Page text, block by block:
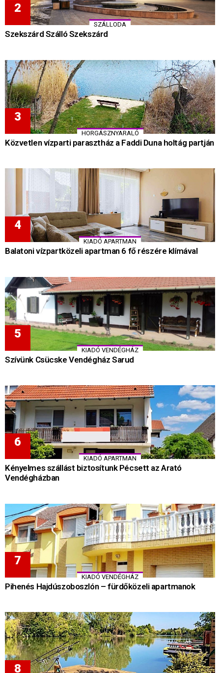
SZÁLLODA
Szekszárd Szálló Szekszárd
HORGÁSZNYARALÓ
Közvetlen vízparti parasztház a Faddi Duna holtág partján
KIADÓ APARTMAN
Balatoni vízpartközeli apartman 6 fő részére klímával
KIADÓ VENDÉGHÁZ
Szívünk Csücske Vendégház Sarud
KIADÓ APARTMAN
Kényelmes szállást biztosítunk Pécsett az Arató
Vendégházban
KIADÓ VENDÉGHÁZ
Pihenés Hajdúszoboszlón – fürdőközeli apartmanok